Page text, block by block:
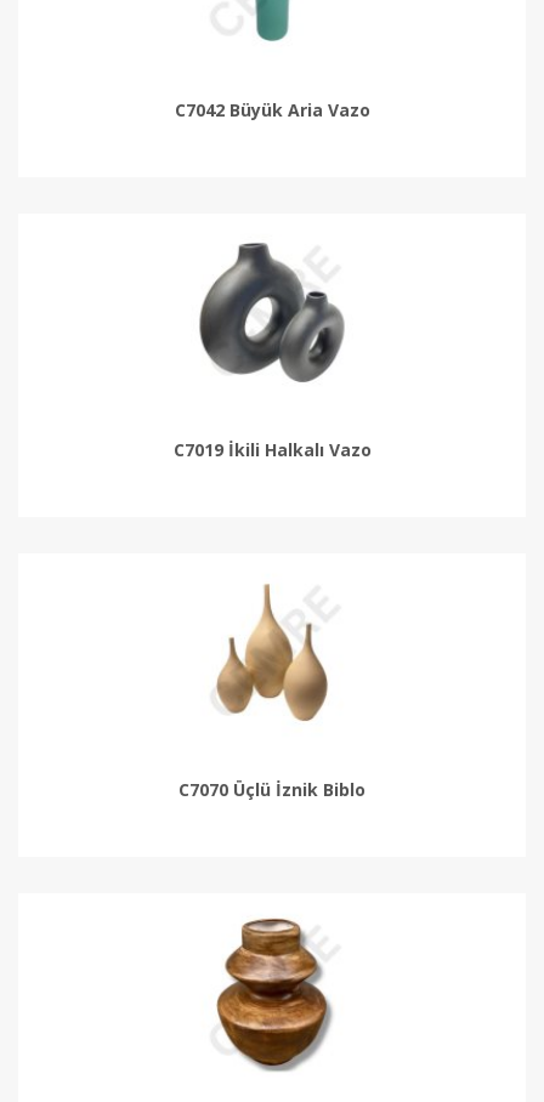
C7042 Büyük Aria Vazo
C7019 İkili Halkalı Vazo
C7070 Üçlü İznik Biblo